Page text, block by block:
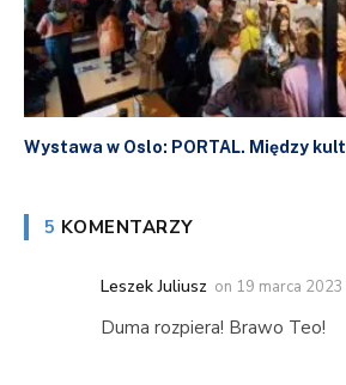
Wystawa w Oslo: PORTAL. Między
5 KOMENTARZY
Leszek Juliusz on 19 marca
Duma rozpiera! Brawo Teo!